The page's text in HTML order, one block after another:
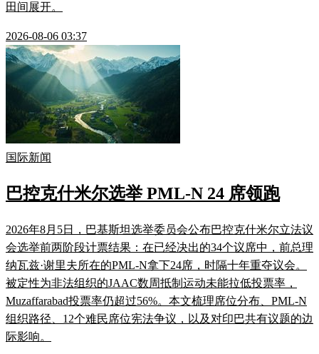
田间展开。
2026-08-06 03:37
国际新闻
巴控克什米尔选举 PML-N 24 席领跑
2026年8月5日，巴基斯坦选举委员会公布巴控克什米尔立法议
会选举前两阶段计票结果：在已经决出的34个议席中，前总理
纳瓦兹·谢里夫所在的PML-N拿下24席，时隔十年重夺议会。
被定性为非法组织的JAAC数周抵制运动未能拉低投票率，
Muzaffarabad投票率仍超过56%。本文梳理席位分布、PML-N
组织路径、12个难民席位宪法争议，以及对印巴共有议题的边
际影响。